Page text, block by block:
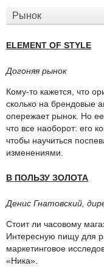
Рынок
ELEMENT OF STYLE
Догоняя рынок
Кому-то кажется, что
сколько на брендовые
опережает рынок. Но ее
что все наоборот: его
чтобы научиться
изменениями.
В ПОЛЬЗУ ЗОЛОТА
Денис Гнатовский,
Стоит ли часовому
Интересную пищу для
маркетинговое
«Ника».